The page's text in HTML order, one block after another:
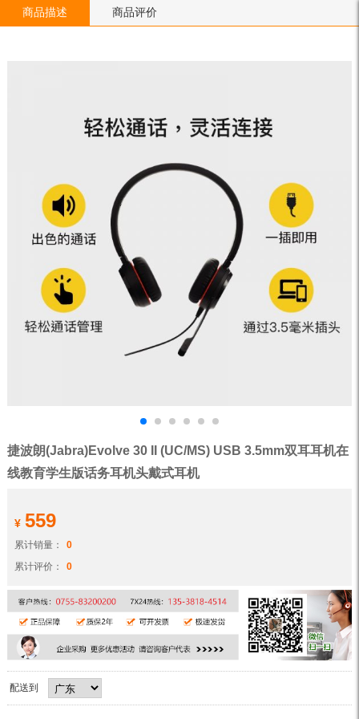
捷波朗(Jabra)Evolve 30 II (UC/MS) USB 3.5mm双耳耳机在
线教育学生版话务耳机头戴式耳机
¥ 559
累计销量：
0
累计评价：
0
配送到
商品描述 商品评价